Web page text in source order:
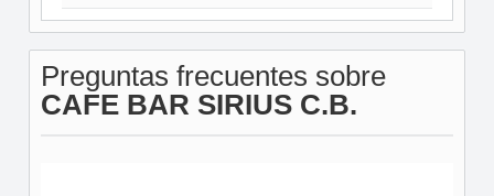
Preguntas frecuentes sobre
CAFE BAR SIRIUS C.B.